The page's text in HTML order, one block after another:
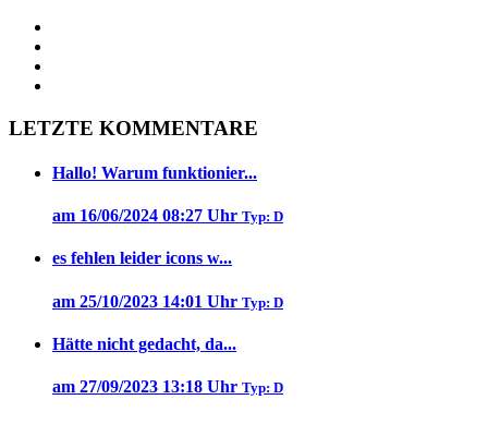
LETZTE KOMMENTARE
Hallo! Warum funktionier...
am 16/06/2024 08:27 Uhr Typ: D
es fehlen leider icons w...
am 25/10/2023 14:01 Uhr Typ: D
Hätte nicht gedacht, da...
am 27/09/2023 13:18 Uhr Typ: D